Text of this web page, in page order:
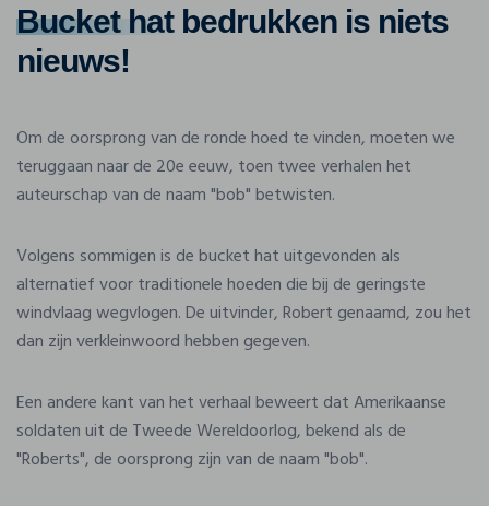
Bucket hatbedrukken is niets
nieuws!
Om de oorsprong van de ronde hoed te vinden, moeten we
teruggaan naar de 20e eeuw, toen twee verhalen het
auteurschap van de naam "bob" betwisten.
Volgens sommigen is de bucket hat uitgevonden als
alternatief voor traditionele hoeden die bij de geringste
windvlaag wegvlogen. De uitvinder, Robert genaamd, zou het
dan zijn verkleinwoord hebben gegeven.
Een andere kant van het verhaal beweert dat Amerikaanse
soldaten uit de Tweede Wereldoorlog, bekend als de
"Roberts", de oorsprong zijn van de naam "bob".